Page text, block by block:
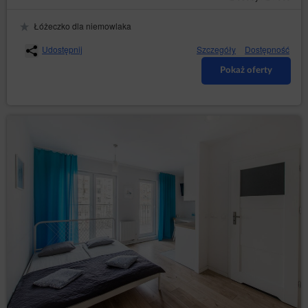
wyrażenia takiej zgody, Gość/Użytkownik otrzymywać
(Newsletter) Serwisu, a także inne informacje
handlowe wysyłane przez Sprzedawcę.
Gość/Użytkownik może w dowolnym momencie
zrezygnować z otrzymywania Newslettera
Obsługi Klienta.
Konto
Gość/Użytkownik nie może umieszczać w Serwisie ani
dostarczać do Usługodawcy treści, w tym opinii i
innych danych o charakterze bezprawnym.
Gość/Użytkownik uzyskuje dostęp do Konta po
dokonaniu rejestracji.
W ramach rejestracji Go/Użytkownik podaje typ konta
lub płeć, imię, nazwisko, nazwę firmy, NIP, dane do
wystawienia dokumentu sprzedaży, adres e-mail oraz
wybiera hasło. Gość/Użytkownik zapewnia, że dane
Łóżeczko dla niemowlaka
Udostępnij
Szczegóły Dostępność
Pokaż oferty